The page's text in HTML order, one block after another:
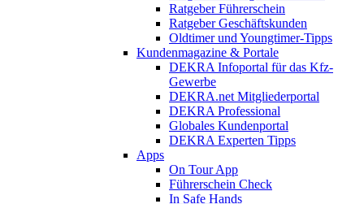
Ratgeber Führerschein
Ratgeber Geschäftskunden
Oldtimer und Youngtimer-Tipps
Kundenmagazine & Portale
DEKRA Infoportal für das Kfz-
Gewerbe
DEKRA.net Mitgliederportal
DEKRA Professional
Globales Kundenportal
DEKRA Experten Tipps
Apps
On Tour App
Führerschein Check
In Safe Hands